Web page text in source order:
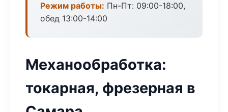
Режим работы: Пн-Пт: 09:00-18:00,
обед 13:00-14:00
Механообработка:
токарная, фрезерная в